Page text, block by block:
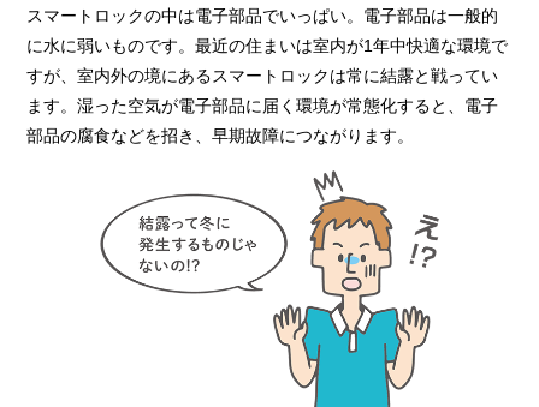
スマートロックの中は電子部品でいっぱい。電子部品は一般的
に水に弱いものです。最近の住まいは室内が1年中快適な環境で
すが、室内外の境にあるスマートロックは常に結露と戦ってい
ます。湿った空気が電子部品に届く環境が常態化すると、電子
部品の腐食などを招き、早期故障につながります。